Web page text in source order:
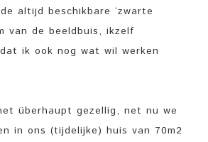
altijd beschikbare ‘zwarte
van de beeldbuis, ikzelf
ik ook nog wat wil werken
überhaupt gezellig, net nu we
in ons (tijdelijke) huis van 70m2